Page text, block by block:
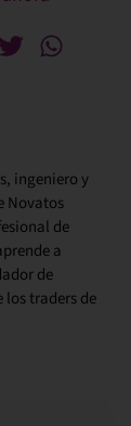
ingeniero y
Novatos
de
a
de
los traders de